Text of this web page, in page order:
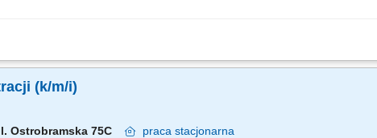
w recepcji, telefonicznie i mailowo, rejestracja oraz koordynacja wizyt,
(k/m/i)
Ostrobramska 75C praca stacjonarna